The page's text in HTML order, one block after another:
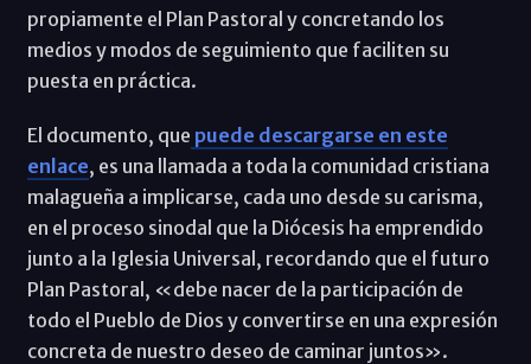
propiamente el Plan Pastoral y concretando los
medios y modos de seguimiento que faciliten su
puesta en práctica.
El documento, que puede descargarse en este
enlace, es una llamada a toda la comunidad cristiana
malagueña a implicarse, cada uno desde su carisma,
en el proceso sinodal que la Diócesis ha emprendido
junto a la Iglesia Universal, recordando que el futuro
Plan Pastoral, «debe nacer de la participación de
todo el Pueblo de Dios y convertirse en una expresión
concreta de nuestro deseo de caminar juntos».